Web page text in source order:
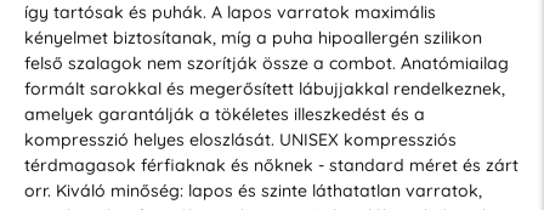
így tartósak és puhák. A lapos varratok maximális
kényelmet biztosítanak, míg a puha hipoallergén szilikon
felső szalagok nem szorítják össze a combot. Anatómiailag
formált sarokkal és megerősített lábujjakkal rendelkeznek,
amelyek garantálják a tökéletes illeszkedést és a
kompresszió helyes eloszlását. UNISEX kompressziós
térdmagasok férfiaknak és nőknek - standard méret és zárt
orr. Kiváló minőség: lapos és szinte láthatatlan varratok,